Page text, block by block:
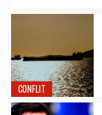
CONFLIT